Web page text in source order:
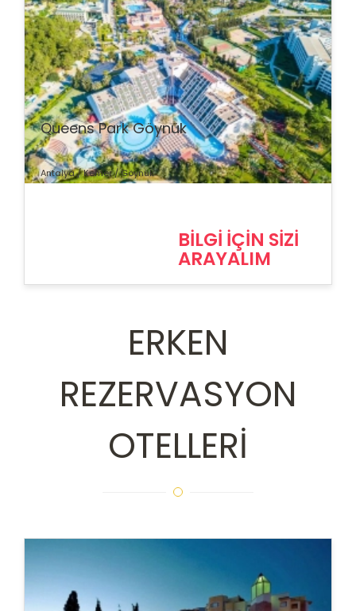
% İndirim
Queens Park Göynük
Antalya / Kemer / Göynük
BİLGİ İÇİN SİZİ
ARAYALIM
ERKEN
REZERVASYON
OTELLERİ